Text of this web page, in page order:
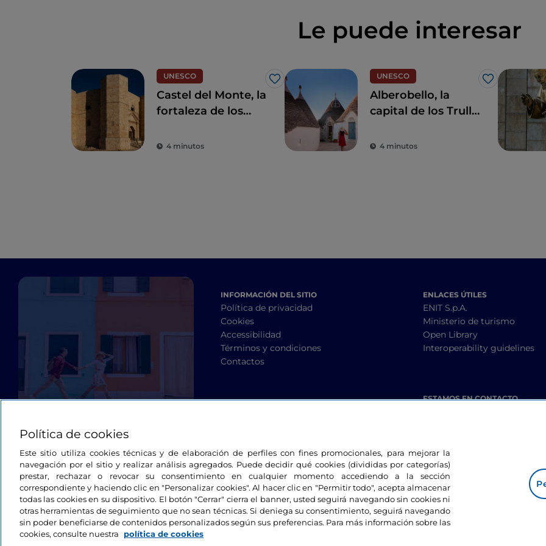
Le puede interesar
UNESCO
Me gusta
Castel del Monte, la
fortaleza de los
4 minutos
UNESCO
Me gusta
Alberobello, la
capital de los Trulli
cuento de hadas
4 minutos
INFORMACIÓN DEL SITIO
Política de privacidad
Cookies
Accessibilidad
Términos y condiciones
Contactos
ENLACES ÚTILES
ENIT S.p.A.
Ministerio de turismo
Open Library
Interoperability guidelines
ESTAMOS EN CONTACTO
Política de cookies
Este sitio utiliza cookies técnicas y de elaboración de perfiles con fines promocionales, para mejorar la
navegación por el sitio y realizar análisis agregados. Puede decidir qué cookies (divididas por categorías)
prestar, rechazar o revocar su consentimiento en cualquier momento accediendo a la sección
correspondiente y haciendo clic en "Personalizar cookies". Al hacer clic en "Permitir todo", acepta almacenar
todas las cookies en su dispositivo. El botón "Cerrar" cierra el banner, usted seguirá navegando sin cookies ni
otras herramientas de seguimiento que no sean técnicas. Si deniega su consentimiento, seguirá navegando
sin poder beneficiarse de contenidos personalizados según sus preferencias. Para más información sobre las
cookies, consulte nuestra
política de cookies